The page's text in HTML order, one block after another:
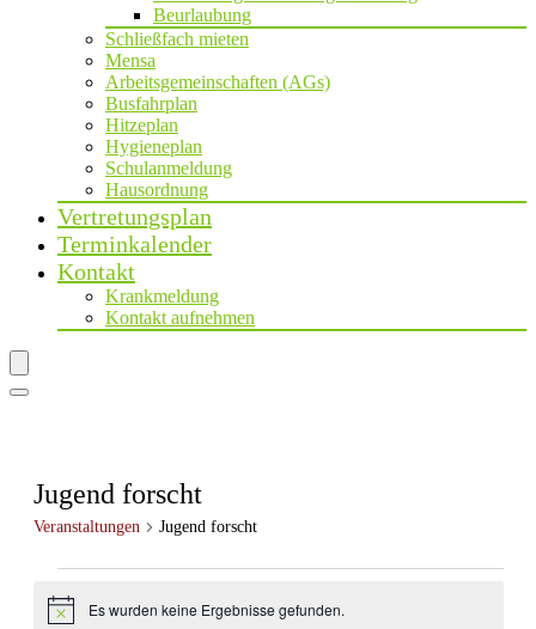
Beurlaubung
Schließfach mieten
Mensa
Arbeitsgemeinschaften (AGs)
Busfahrplan
Hitzeplan
Hygieneplan
Schulanmeldung
Hausordnung
Vertretungsplan
Terminkalender
Kontakt
Krankmeldung
Kontakt aufnehmen
Jugend forscht
Veranstaltungen Jugend forscht
HinweisEs wurden keine Ergebnisse gefunden.